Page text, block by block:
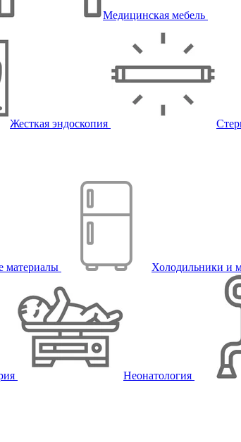
Медицинская мебель
Жесткая эндоскопия
материалы Холодильники и
Неонатология